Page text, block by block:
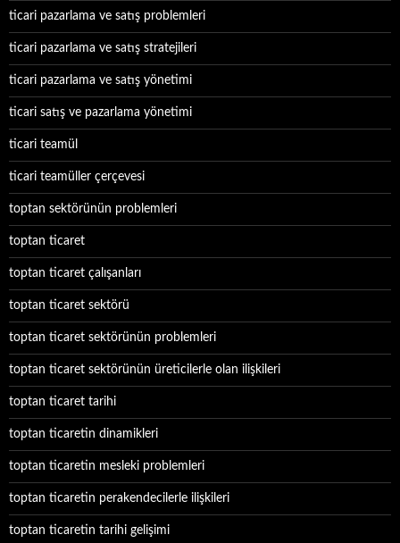
ticari pazarlama ve satış problemleri
ticari pazarlama ve satış stratejileri
ticari pazarlama ve satış yönetimi
ticari satış ve pazarlama yönetimi
ticari teamül
ticari teamüller çerçevesi
toptan sektörünün problemleri
toptan ticaret
toptan ticaret çalışanları
toptan ticaret sektörü
toptan ticaret sektörünün problemleri
toptan ticaret sektörünün üreticilerle olan ilişkileri
toptan ticaret tarihi
toptan ticaretin dinamikleri
toptan ticaretin mesleki problemleri
toptan ticaretin perakendecilerle ilişkileri
toptan ticaretin tarihi gelişimi